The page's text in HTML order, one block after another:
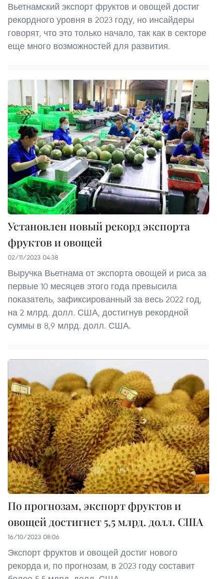
Вьетнамский экспорт фруктов и овощей достиг
рекордного уровня в 2023 году, но инсайдеры
говорят, что это только начало, так как в секторе
еще много возможностей для развития.
Установлен новый рекорд экспорта
фруктов и овощей
02/11/2023 04:38
Выручка Вьетнама от экспорта овощей и риса за
первые 10 месяцев этого года превысила
показатель, зафиксированный за весь 2022 год,
на 2 млрд. долл. США, достигнув рекордной
суммы в 8,9 млрд. долл. США.
По прогнозам, экспорт фруктов и
овощей достигнет 5,5 млрд. долл. США
16/10/2023 08:06
Экспорт фруктов и овощей достиг нового
рекорда и, по прогнозам, в 2023 году составит